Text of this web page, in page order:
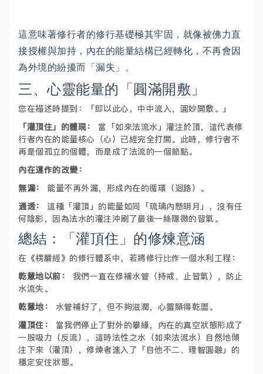
這意味著修行者的修行基礎極其牢固，就像被佛力直
接授權與加持，內在的能量結構已經轉化，不再會因
為外境的紛擾而「漏失」。
三、心靈能量的「圓滿開敷」
您在描述時提到：「即以此心，中中流入，圓妙開敷。」
「灌頂住」的體現：
當「如來法流水」灌注於頂，這代表修
行者內在的能量核心（心）已經完全打開。此時，修行者不
再是個孤立的個體，而是成了法流的一個節點。
內在運作的改變：
無漏：
能量不再外漏，形成內在的循環（迴路）。
通透：
這種「灌頂」的能量如同「琉璃內懸明月」，沒有任
何陰影，因為法水的灌注沖刷了最後一絲隱微的習氣。
總結：「灌頂住」的修煉意涵
在《楞嚴經》的修行體系中，若將修行比作一個水利工程：
乾慧地以前：
我們一直在修補水管（持戒、止習氣），防止
水流失。
乾慧地：
水管補好了，但不夠滋潤，心靈顯得乾澀。
灌頂住：
當我們停止了對外的攀緣，內在的真空狀態形成了
一股吸力（反流），這時法性之水（如來法流水）自然地傾
注下來（灌頂），修煉者進入了「自他不二、理智圓融」的
穩定安住狀態。